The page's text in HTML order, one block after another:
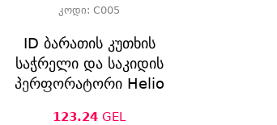
კოდი: C005
ID ბარათის კუთხის
საჭრელი და საკიდის
პერფორატორი Helio
123.24 GEL